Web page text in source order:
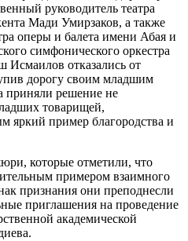
руководитель театра
Мади Умирзаков, а также
оперы и балета имени Абая и
симфонического оркестра
отказались от
дорогу своим младшим
приняли решение не
товарищей,
яркий пример благородства и
которые отметили, что
примером взаимного
признания они преподнесли
приглашения на проведение
академической